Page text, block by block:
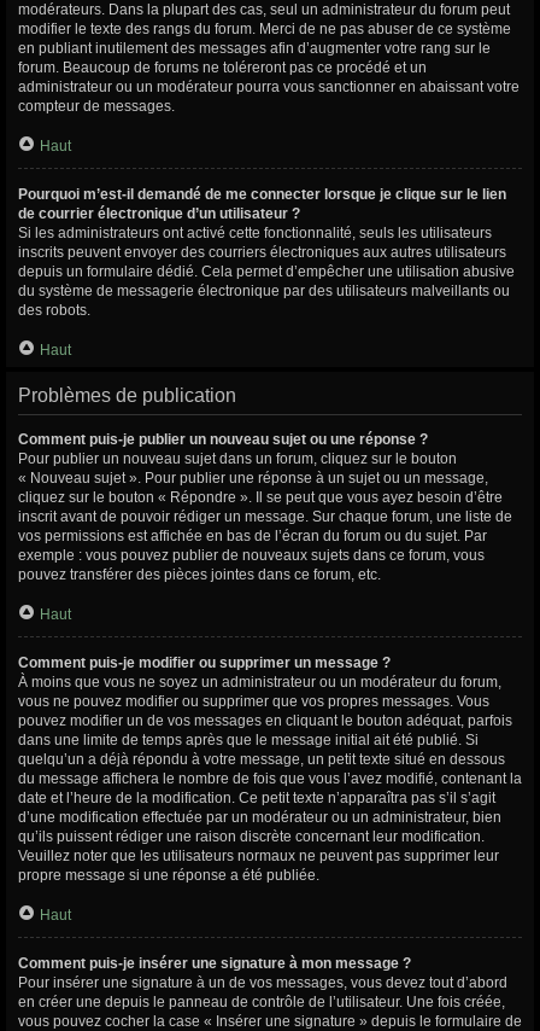
modérateurs. Dans la plupart des cas, seul un administrateur du forum peut
modifier le texte des rangs du forum. Merci de ne pas abuser de ce système
en publiant inutilement des messages afin d’augmenter votre rang sur le
forum. Beaucoup de forums ne toléreront pas ce procédé et un
administrateur ou un modérateur pourra vous sanctionner en abaissant votre
compteur de messages.
Haut
Pourquoi m’est-il demandé de me connecter lorsque je clique sur le lien
de courrier électronique d’un utilisateur ?
Si les administrateurs ont activé cette fonctionnalité, seuls les utilisateurs
inscrits peuvent envoyer des courriers électroniques aux autres utilisateurs
depuis un formulaire dédié. Cela permet d’empêcher une utilisation abusive
du système de messagerie électronique par des utilisateurs malveillants ou
des robots.
Haut
Problèmes de publication
Comment puis-je publier un nouveau sujet ou une réponse ?
Pour publier un nouveau sujet dans un forum, cliquez sur le bouton
« Nouveau sujet ». Pour publier une réponse à un sujet ou un message,
cliquez sur le bouton « Répondre ». Il se peut que vous ayez besoin d’être
inscrit avant de pouvoir rédiger un message. Sur chaque forum, une liste de
vos permissions est affichée en bas de l’écran du forum ou du sujet. Par
exemple : vous pouvez publier de nouveaux sujets dans ce forum, vous
pouvez transférer des pièces jointes dans ce forum, etc.
Haut
Comment puis-je modifier ou supprimer un message ?
À moins que vous ne soyez un administrateur ou un modérateur du forum,
vous ne pouvez modifier ou supprimer que vos propres messages. Vous
pouvez modifier un de vos messages en cliquant le bouton adéquat, parfois
dans une limite de temps après que le message initial ait été publié. Si
quelqu’un a déjà répondu à votre message, un petit texte situé en dessous
du message affichera le nombre de fois que vous l’avez modifié, contenant la
date et l’heure de la modification. Ce petit texte n’apparaîtra pas s’il s’agit
d’une modification effectuée par un modérateur ou un administrateur, bien
qu’ils puissent rédiger une raison discrète concernant leur modification.
Veuillez noter que les utilisateurs normaux ne peuvent pas supprimer leur
propre message si une réponse a été publiée.
Haut
Comment puis-je insérer une signature à mon message ?
Pour insérer une signature à un de vos messages, vous devez tout d’abord
en créer une depuis le panneau de contrôle de l’utilisateur. Une fois créée,
vous pouvez cocher la case « Insérer une signature » depuis le formulaire de